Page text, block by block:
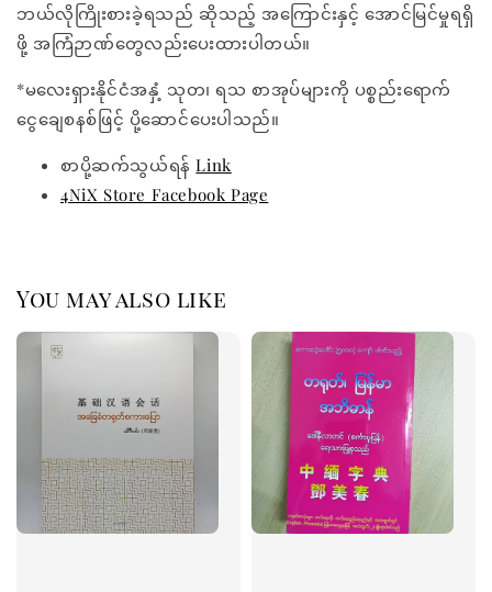
ဘယ်လိုကြိုးစားခဲ့ရသည် ဆိုသည့် အကြောင်းနှင့် အောင်မြင်မှုရရှိ
ဖို့ အကြံဉာဏ်တွေလည်းပေးထားပါတယ်။
*မလေးရှားနိုင်ငံအနှံ့ သုတ၊ ရသ စာအုပ်များကို ပစ္စည်းရောက်
ငွေချေစနစ်ဖြင့် ပို့ဆောင်ပေးပါသည်။
စာပို့ဆက်သွယ်ရန်Link
4NiX Store Facebook Page
You may also like